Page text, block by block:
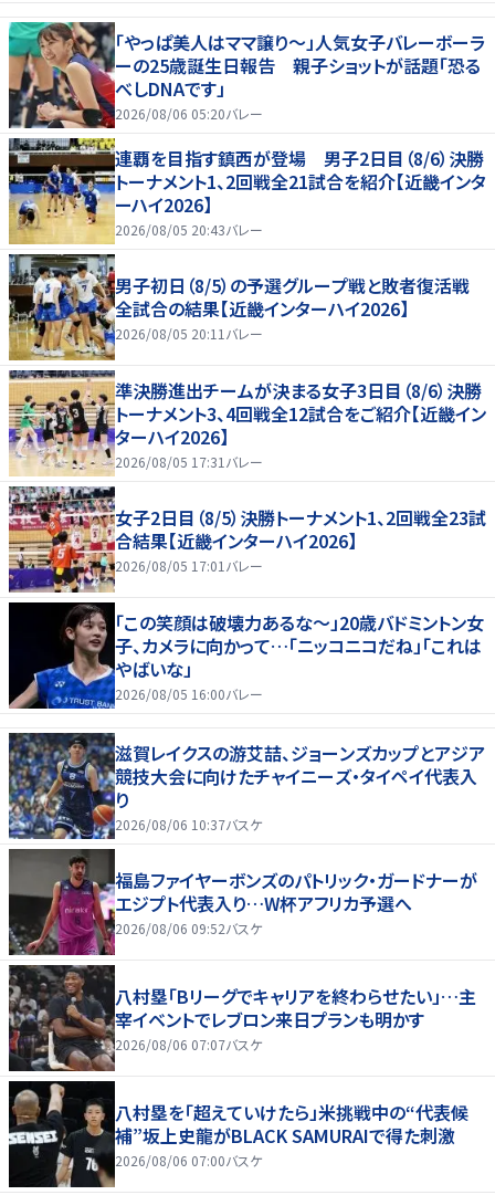
「やっぱ美人はママ譲り～」人気女子バレーボーラ
ーの25歳誕生日報告 親子ショットが話題「恐る
べしDNAです」
2026/08/06 05:20バレー
連覇を目指す鎮西が登場 男子2日目（8/6）決勝
トーナメント1、2回戦全21試合を紹介【近畿インタ
ーハイ2026】
2026/08/05 20:43バレー
男子初日（8/5）の予選グループ戦と敗者復活戦
全試合の結果【近畿インターハイ2026】
2026/08/05 20:11バレー
準決勝進出チームが決まる女子3日目（8/6）決勝
トーナメント3、4回戦全12試合をご紹介【近畿イン
ターハイ2026】
2026/08/05 17:31 バレー
女子2日目（8/5）決勝トーナメント1、2回戦全23試
合結果【近畿インターハイ2026】
2026/08/05 17:01バレー
「この笑顔は破壊力あるな〜」20歳バドミントン女
子、カメラに向かって…「ニッコニコだね」「これは
やばいな」
2026/08/05 16:00バレー
滋賀レイクスの游艾喆、ジョーンズカップとアジア
競技大会に向けたチャイニーズ・タイペイ代表入
り
2026/08/06 10:37バスケ
福島ファイヤーボンズのパトリック・ガードナーが
エジプト代表入り…W杯アフリカ予選へ
2026/08/06 09:52バスケ
八村塁「Bリーグでキャリアを終わらせたい」…主
宰イベントでレブロン来日プランも明かす
2026/08/06 07:07バスケ
八村塁を「超えていけたら」米挑戦中の“代表候
補”坂上史龍がBLACK SAMURAIで得た刺激
2026/08/06 07:00バスケ